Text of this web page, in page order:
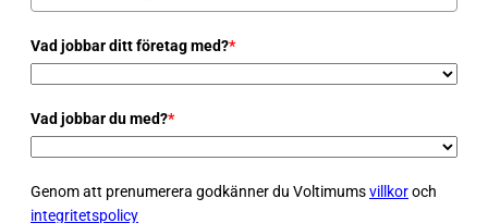
Vad jobbar ditt företag med?*
Vad jobbar du med?*
Genom att prenumerera godkänner du Voltimumsvillkoroch
integritetspolicy